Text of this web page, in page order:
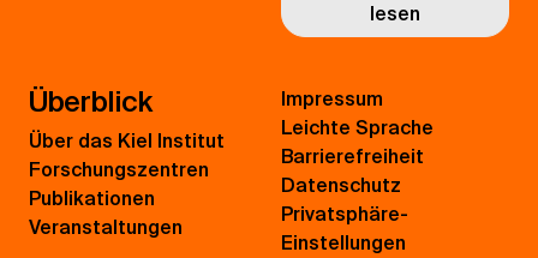
lesen
Überblick
Über das Kiel Institut
Forschungszentren
Publikationen
Veranstaltungen
Impressum
Leichte Sprache
Barrierefreiheit
Datenschutz
Privatsphäre-
Einstellungen